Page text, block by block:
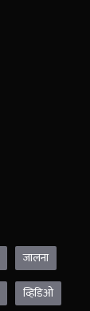
जालना
व्हिडिओ